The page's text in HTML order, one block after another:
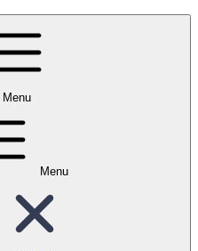
Menu
Menu